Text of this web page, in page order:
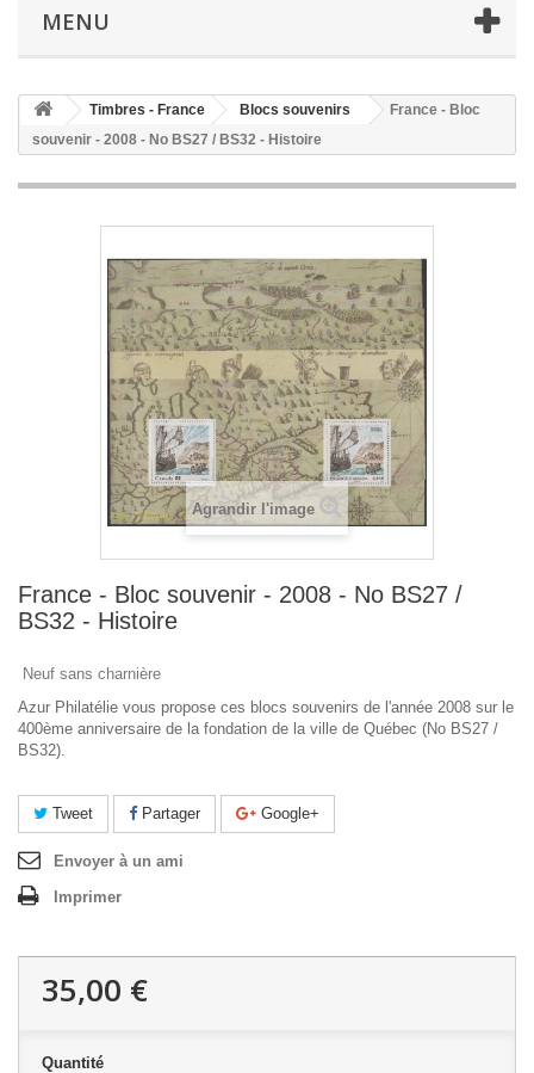
MENU
Timbres - France Blocs souvenirs
France - Bloc
souvenir - 2008 - No BS27 / BS32 - Histoire
Agrandir l'image
France - Bloc souvenir - 2008 - No BS27 /
BS32 - Histoire
Neuf sans charnière
Azur Philatélie vous propose ces blocs souvenirs de l'année 2008 sur le
400ème anniversaire de la fondation de la ville de Québec (No BS27 /
BS32).
Tweet Partager Google+
Envoyer à un ami
Imprimer
35,00 €
Quantité